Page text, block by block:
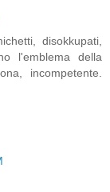
disokkupati,
l'emblema della
incompetente.